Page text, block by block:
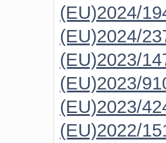
(EU)2024/
(EU)2024/
(EU)2023/
(EU)2023/
(EU)2023/
(EU)2022/